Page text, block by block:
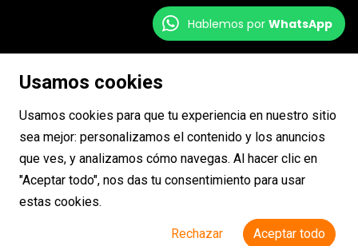
Hablemos por WhatsApp
Usamos cookies
Usamos cookies para que tu experiencia en nuestro sitio
sea mejor: personalizamos el contenido y los anuncios
que ves, y analizamos cómo navegas. Al hacer clic en
"Aceptar todo", nos das tu consentimiento para usar
estas cookies.
Rechazar Aceptar todo